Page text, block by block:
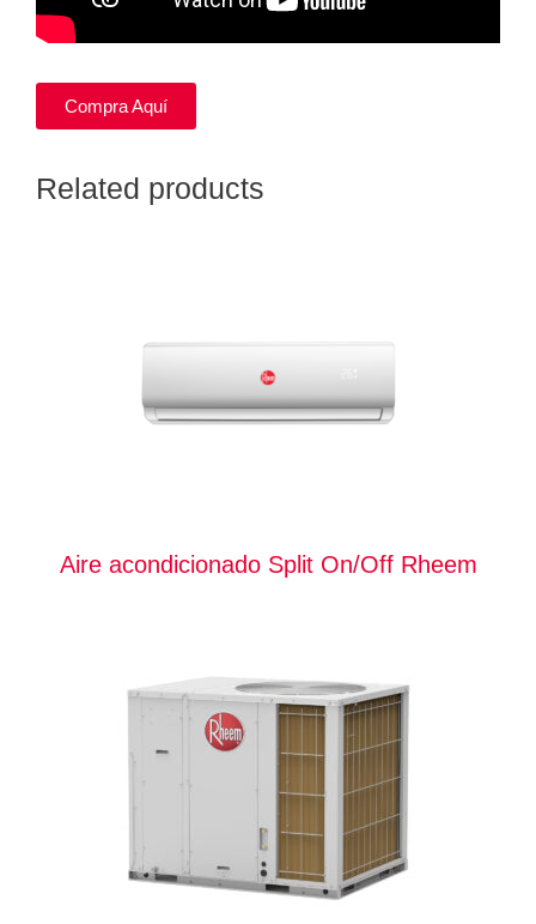
Compra Aquí
Related products
Aire acondicionado Split On/Off Rheem